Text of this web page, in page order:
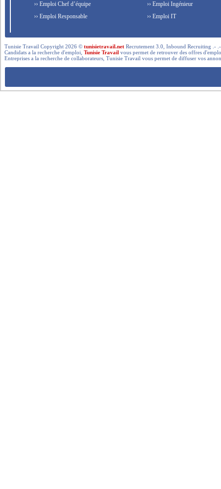
›› Emploi Chef d’équipe
›› Emploi Responsable
›› Emploi Ingénieur
›› Emploi IT
Tunisie Travail Copyright 2026 ©tunisietravail.net Recrutement 3.0, Inbound Recruiting .-
Candidats a la recherche d'emploi,Tunisie Travail vous permet de retrouver des offres
Entreprises a la recherche de collaborateurs, Tunisie Travail vous permet de diffuser vos